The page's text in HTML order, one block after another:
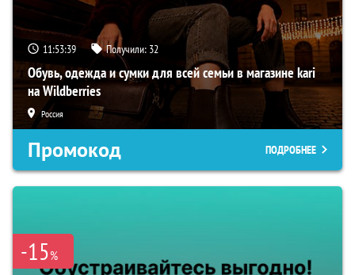
11:53:38 Получили: 32
Обувь, одежда и сумки для всей семьи в магазине kari
на Wildberries
Россия
Промокод ПОДРОБНЕЕ
-15%